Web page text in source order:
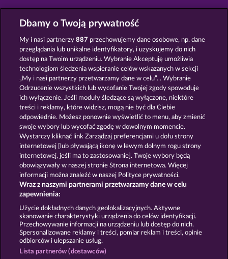
POSEIDON'S RISING MAJESTIC KING
JACK POTTER AND THE BOOK OF DYNASTIES KING & QUEEN
Zasady i warunki
Nota prawna Firma FAQ
Program partnerski
Dbamy o Twoją prywatność
My i nasi partnerzy887 przechowujemy dane osobowe, np. dane
przeglądania lub unikalne identyfikatory, i uzyskujemy do nich
dostęp na Twoim urządzeniu. Wybranie Akceptuję umożliwia
technologiom śledzenia wspieranie celów wskazanych w sekcji
„My i nasi partnerzy przetwarzamy dane w celu”. . Wybranie
Odrzucenie wszystkich lub wycofanie Twojej zgody spowoduje
ich wyłączenie. Jeśli moduły śledzące są wyłączone, niektóre
treści i reklamy, które widzisz, mogą nie być dla Ciebie
odpowiednie. Możesz ponownie wyświetlić to menu, aby zmienić
swoje wybory lub wycofać zgodę w dowolnym momencie.
Wystarczy kliknąć link Zarządzaj preferencjami u dołu strony
internetowej [lub pływającą ikonę w lewym dolnym rogu strony
internetowej, jeśli ma to zastosowanie]. Twoje wybory będą
obowiązywały w naszej stronie Strona internetowa. Więcej
informacji można znaleźć w naszej Polityce prywatności.
Wraz z naszymi partnerami przetwarzamy dane w celu
zapewnienia:
Użycie dokładnych danych geolokalizacyjnych. Aktywne
skanowanie charakterystyki urządzenia do celów identyfikacji.
Przechowywanie informacji na urządzeniu lub dostęp do nich.
Spersonalizowane reklamy i treści, pomiar reklam i treści, opinie
odbiorców i ulepszanie usług.
Lista partnerów (dostawców)